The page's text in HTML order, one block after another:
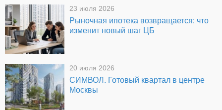
23 июля 2026
Рыночная ипотека возвращается: что
изменит новый шаг ЦБ
20 июля 2026
СИМВОЛ. Готовый квартал в центре
Москвы